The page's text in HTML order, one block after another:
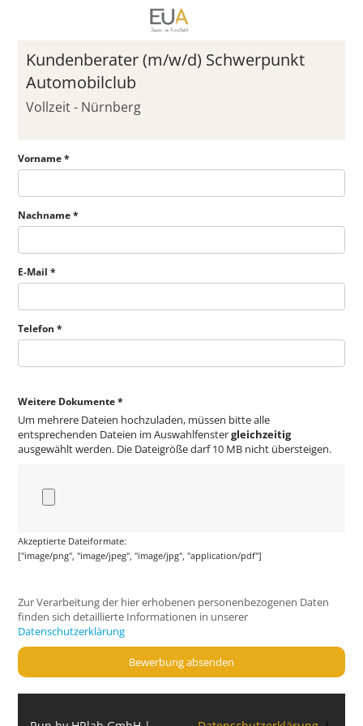
Kundenberater (m/w/d) Schwerpunkt
Automobilclub
Vollzeit - Nürnberg
Vorname *
Nachname *
E-Mail *
Telefon *
Weitere Dokumente *
Um mehrere Dateien hochzuladen, müssen bitte alle
entsprechenden Dateien im Auswahlfenstergleichzeitig
ausgewählt werden. Die Dateigröße darf 10 MB nicht übersteigen.
Akzeptierte Dateiformate:
["image/png", "image/jpeg", "image/jpg", "application/pdf"]
Zur Verarbeitung der hier erhobenen personenbezogenen Daten
finden sich detaillierte Informationen in unserer
Datenschutzerklärung
Bewerbung absenden